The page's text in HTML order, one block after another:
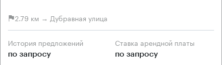
2.79 км → Дубравная улица
История предложений
по запросу
Ставка арендной платы
по запросу